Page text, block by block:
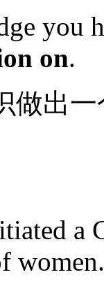
you
on.
做出一
a
women.